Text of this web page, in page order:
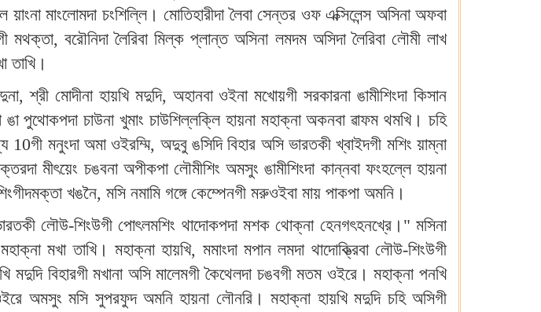
মাংলোমদা চংশিল্লি। মোতিহারীদা লৈবা সেন্তর ওফ এক্সিলেন্স অসিনা অফবা
মথক্তা, বরৌনিদা লৈরিবা মিল্ক প্লান্ত অসিনা লমদম অসিদা লৈরিবা লৌমী লাখ
তাখি।
শ্রী মোদীনা হায়খি মদুদি, অহানবা ওইনা মখোয়গী সরকারনা ঙামীশিংদা কিসান
ঙা পুথোকপদা চাউনা খুমাং চাউশিল্লক্লি হায়না মহাক্না অকনবা ৱাফম থমখি। চহি
10গী মনুংদা অমা ওইরম্মি, অদুবু ঙসিদি বিহার অসি ভারতকী খ্বাইদগী মশিং য়াম্না
মীৎয়েং চঙবনা অপীকপা লৌমীশিং অমসুং ঙামীশিংদা কান্নবা ফংহল্লে হায়না
খঙনৈ, মসি নমামি গঙ্গে কেম্পেনগী মরুওইবা মায় পাকপা অমনি।
ভারতকী লৌউ-শিংউগী পোৎলমশিং থাদোকপদা মশক থোক্না হেনগৎহনখ্রে।" মসিনা
মখা তাখি। মহাক্না হায়খি, মমাংদা মপান লমদা থাদোক্ত্রিবা লৌউ-শিংউগী
বিহারগী মখানা অসি মালেমগী কৈথেলদা চঙবগী মতম ওইরে। মহাক্না পনখি
অমসুং মসি সুপরফুদ অমনি হায়না লৌনরি। মহাক্না হায়খি মদুদি চহি অসিগী